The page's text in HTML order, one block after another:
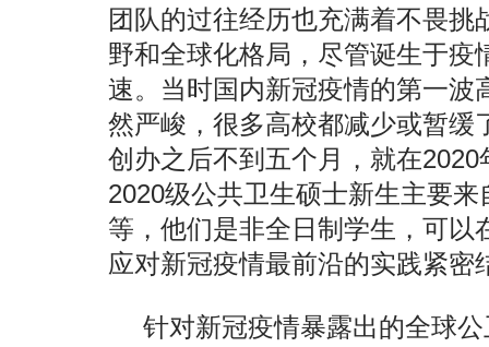
团队的过往经历也充满着不畏
野和全球化格局，尽管诞生于疫
速。当时国内新冠疫情的第一波
然严峻，很多高校都减少或暂缓
创办之后不到五个月，就在
2020级公共卫生硕士新生主要
等，他们是非全日制学生，可以
应对新冠疫情最前沿的实践紧密
针对新冠疫情暴露出的全球